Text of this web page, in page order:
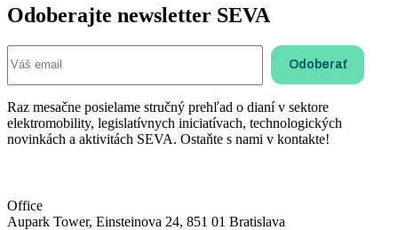
Odoberajte newsletter SEVA
Raz mesačne posielame stručný prehľad o dianí v sektore
elektromobility, legislatívnych iniciatívach, technologických
novinkách a aktivitách SEVA. Ostaňte s nami v kontakte!
Office
Aupark Tower, Einsteinova 24, 851 01 Bratislava